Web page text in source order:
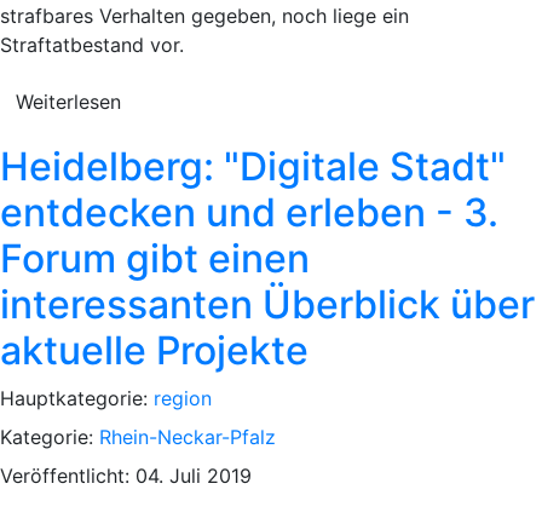
strafbares Verhalten gegeben, noch liege ein
Straftatbestand vor.
Weiterlesen
Heidelberg: "Digitale Stadt"
entdecken und erleben - 3.
Forum gibt einen
interessanten Überblick über
aktuelle Projekte
Hauptkategorie: region
Kategorie: Rhein-Neckar-Pfalz
Veröffentlicht: 04. Juli 2019